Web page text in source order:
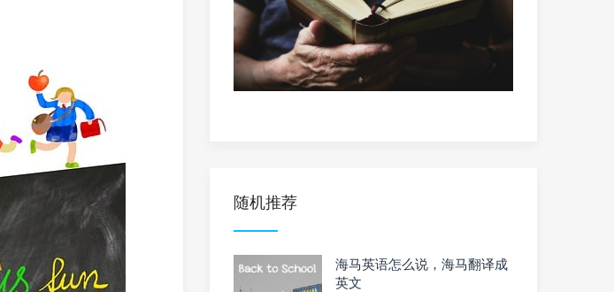
随机推荐
海马英语怎么说，海马翻译成
英文